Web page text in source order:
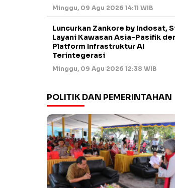
Minggu, 09 Agu 2026 14:11 WIB
Luncurkan Zankore by Indosat,
Layani Kawasan Asia-Pasifik
Platform Infrastruktur AI
Terintegerasi
Minggu, 09 Agu 2026 12:38 WIB
POLITIK DAN PEMERINTAHAN